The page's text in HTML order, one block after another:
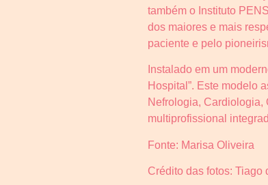
também o Instituto
dos maiores e mais
paciente e pelo
Instalado em um
Hospital”. Este modelo
Nefrologia, Cardiologia,
multiprofissional
Fonte: Marisa Oliveira
Crédito das fotos: Tiago